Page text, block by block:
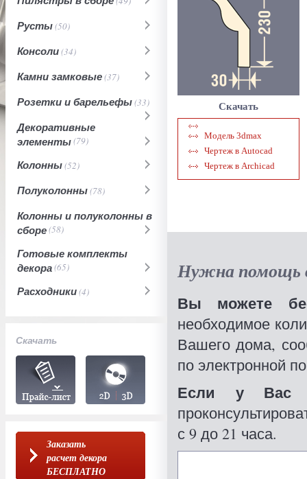
Русты(50)
Консоли(34)
Камни замковые(37)
Розетки и барельефы(33)
Декоративные
элементы(79)
Колонны(52)
Полуколонны(78)
Колонны и полуколонны в
сборе(58)
Готовые комплекты
декора(65)
Расходники(4)
Скачать
Заказать
расчет декора
БЕСПЛАТНО
Скачать
Модель 3dmax
Чертеж в Autocad
Чертеж в Archicad
Нужна помощь
Вы можете
необходимое
Вашего дома,
по электронной
Если у Вас
с 9 до 21 часа.